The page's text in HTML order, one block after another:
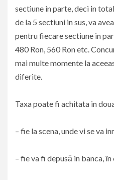
sectiune in parte, deci in
de la 5 sectiuni in sus, va
pentru fiecare sectiune in
480 Ron, 560 Ron etc.
mai multe momente la
diferite.
Taxa poate fi achitata in
– fie la scena, unde vi se va
– fie va fi depusă in banca, în